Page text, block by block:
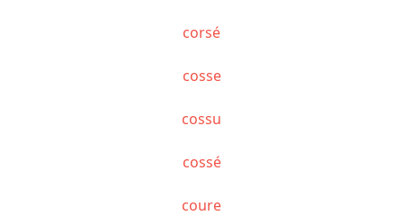
corsé
cosse
cossu
cossé
coure